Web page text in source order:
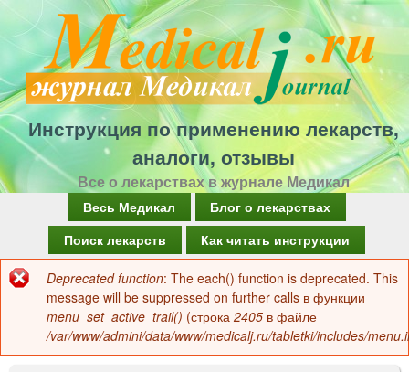
Перейти
к
основному
содержанию
Инструкция по применению лекарств,
аналоги, отзывы
Все о лекарствах в журнале Медикал
а
в
о
Весь Медикал
Блог о лекарствах
Поиск лекарств
Как читать инструкции
Сообщение
об
ошибке
Deprecated function: The each() function is deprecated. This
message will be suppressed on further calls в функции
menu_set_active_trail() (строка 2405 в файле
/var/www/admini/data/www/medicalj.ru/tabletki/includes/